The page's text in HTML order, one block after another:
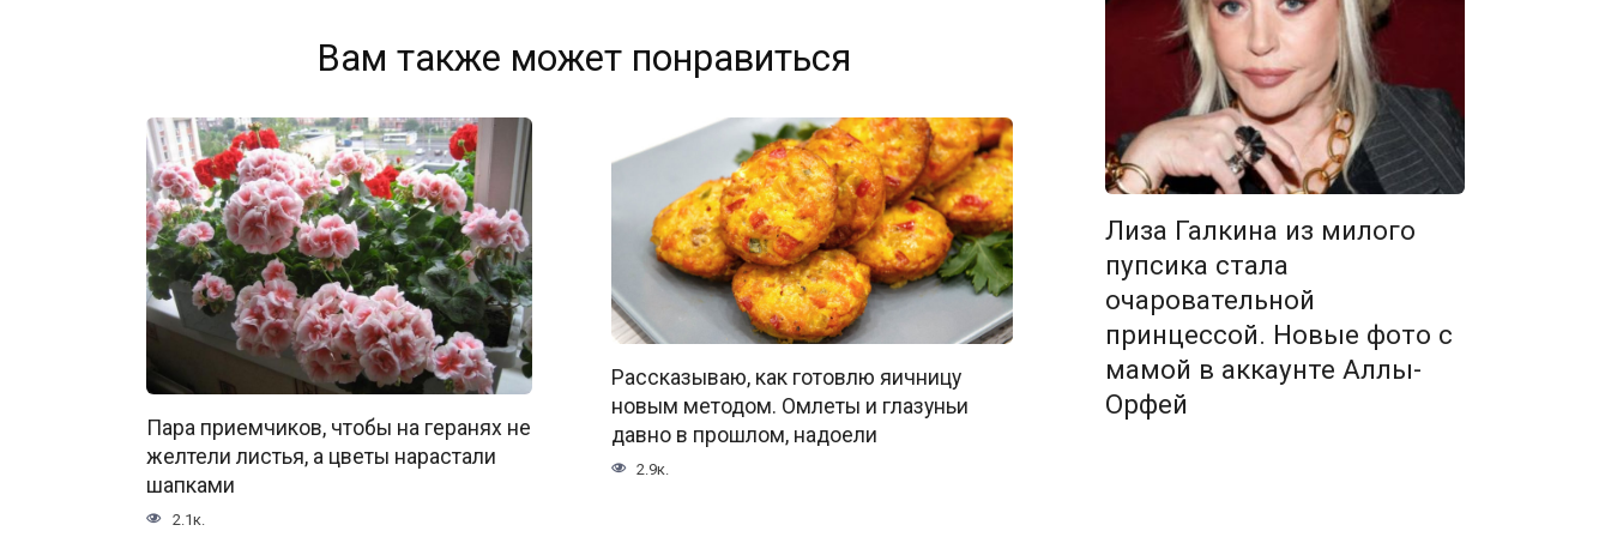
Вам также может понравиться
Пара приемчиков, чтобы на геранях не
желтели листья, а цветы нарастали
шапками
2.1к.
Рассказываю, как готовлю яичницу
новым методом. Омлеты и глазуньи
давно в прошлом, надоели
2.9к.
Лиза Галкина из милого
пупсика стала
очаровательной
принцессой. Новые фото с
мамой в аккаунте Аллы-
Орфей